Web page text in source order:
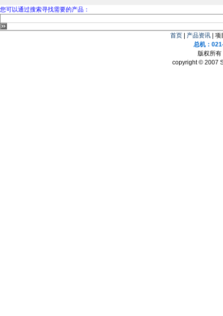
您可以通过搜索寻找需要的产品：
首页 产品资讯 |
总机：
版权所
copyright © 2007